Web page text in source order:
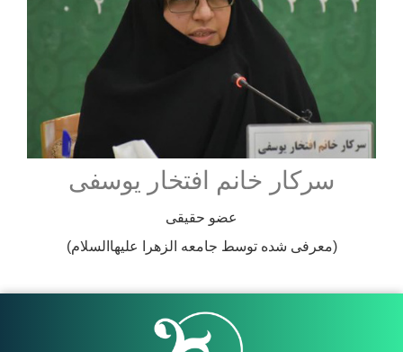
سرکار خانم افتخار یوسفی
عضو حقیقی
(معرفی شده توسط جامعه الزهرا علیهاالسلام)